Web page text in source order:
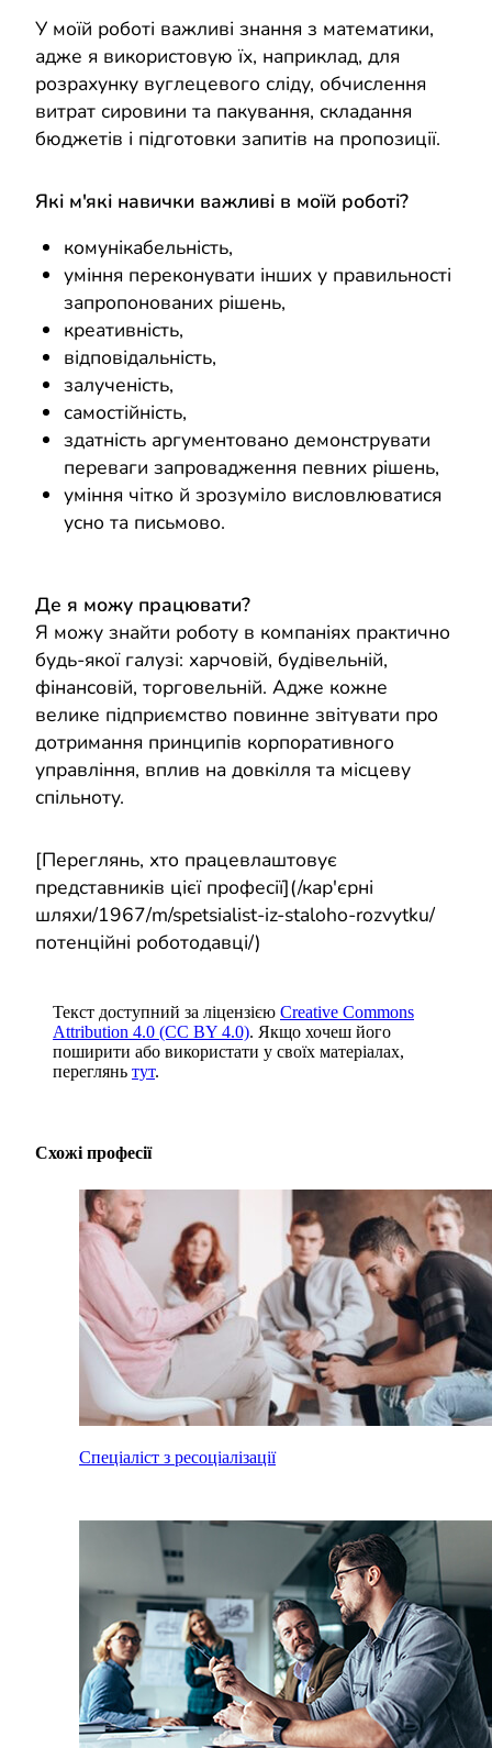
У моїй роботі важливі знання з математики,
адже я використовую їх, наприклад, для
розрахунку вуглецевого сліду, обчислення
витрат сировини та пакування, складання
бюджетів і підготовки запитів на пропозиції.
Які м'які навички важливі в моїй роботі?
комунікабельність,
уміння переконувати інших у правильності
запропонованих рішень,
креативність,
відповідальність,
залученість,
самостійність,
здатність аргументовано демонструвати
переваги запровадження певних рішень,
уміння чітко й зрозуміло висловлюватися
усно та письмово.
Де я можу працювати?
Я можу знайти роботу в компаніях практично
будь-якої галузі: харчовій, будівельній,
фінансовій, торговельній. Адже кожне
велике підприємство повинне звітувати про
дотримання принципів корпоративного
управління, вплив на довкілля та місцеву
спільноту.
[Переглянь, хто працевлаштовує
представників цієї професії](/кар'єрні
шляхи/1967/m/spetsialist-iz-staloho-rozvytku/
потенційні роботодавці/)
Текст доступний за ліцензією Creative Commons
Attribution 4.0 (CC BY 4.0). Якщо хочеш його
поширити або використати у своїх матеріалах,
переглянь тут.
Схожі професії
Спеціаліст з ресоціалізації